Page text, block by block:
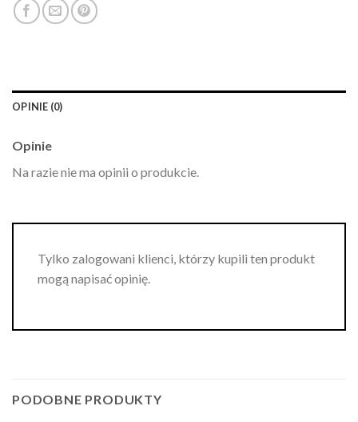
OPINIE (0)
Opinie
Na razie nie ma opinii o produkcie.
Tylko zalogowani klienci, którzy kupili ten produkt
mogą napisać opinię.
PODOBNE PRODUKTY